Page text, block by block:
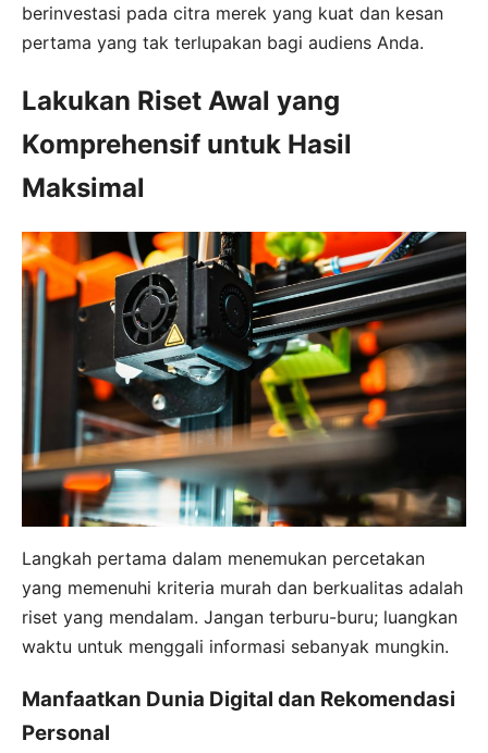
berinvestasi pada citra merek yang kuat dan kesan
pertama yang tak terlupakan bagi audiens Anda.
Lakukan Riset Awal yang
Komprehensif untuk Hasil
Maksimal
Langkah pertama dalam menemukan percetakan
yang memenuhi kriteria murah dan berkualitas adalah
riset yang mendalam. Jangan terburu-buru; luangkan
waktu untuk menggali informasi sebanyak mungkin.
Manfaatkan Dunia Digital dan Rekomendasi
Personal